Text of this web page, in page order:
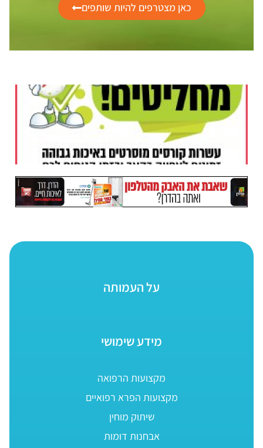
כאן מצטרפים להיות שותפים
על העמותה
מידע שימושי
מקצועות הרפואה
מקצועות הפרא רפואיים
שיתוק מוחין
אבחנות דומות